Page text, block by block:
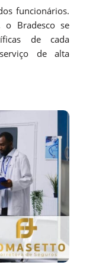
funcionários.
o Bradesco se
de cada
de alta